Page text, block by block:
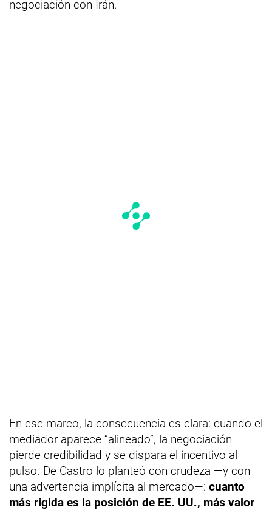
negociación con Irán.
En ese marco, la consecuencia es clara: cuando el
mediador aparece “alineado”, la negociación
pierde credibilidad y se dispara el incentivo al
pulso. De Castro lo planteó con crudeza —y con
una advertencia implícita al mercado—: cuanto
más rígida es la posición de EE. UU., más valor